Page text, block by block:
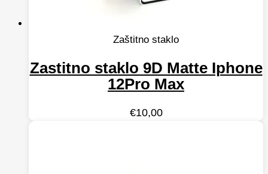
Zaštitno staklo
Zastitno staklo 9D Matte Iphone
12Pro Max
€10,00